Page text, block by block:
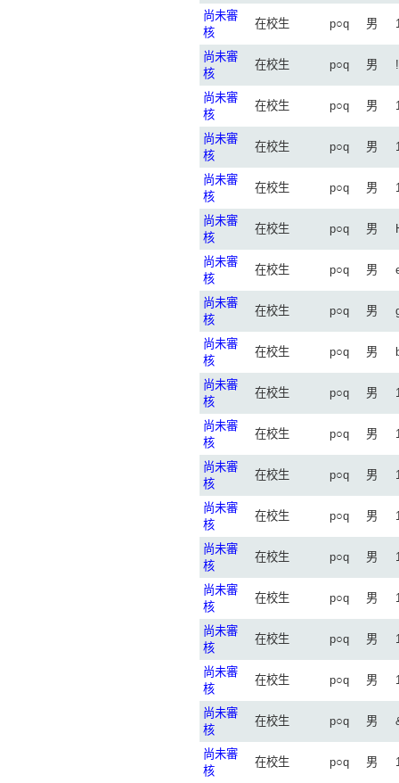
尚未審
核
在校生 p○q 男
尚未審
核
在校生 p○q 男
尚未審
核
在校生 p○q 男
尚未審
核
在校生 p○q 男
尚未審
核
在校生 p○q 男
尚未審
核
在校生 p○q 男
尚未審
核
在校生 p○q 男
尚未審
核
在校生 p○q 男
尚未審
核
在校生 p○q 男
尚未審
核
在校生 p○q 男
尚未審
核
在校生 p○q 男
尚未審
核
在校生 p○q 男
尚未審
核
在校生 p○q 男
尚未審
核
在校生 p○q 男
尚未審
核
在校生 p○q 男
尚未審
核
在校生 p○q 男
尚未審
核
在校生 p○q 男
尚未審
核
在校生 p○q 男
尚未審
核
在校生 p○q 男